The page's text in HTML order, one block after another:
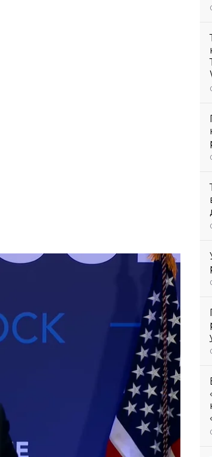
активи коли-небудь
на закупівлю харчів
Швейцарії.
значного прогресу».
протоку відкритою,
майбутніх конфліктів;
режиму припинення вогню
Венс називає це першим кроком